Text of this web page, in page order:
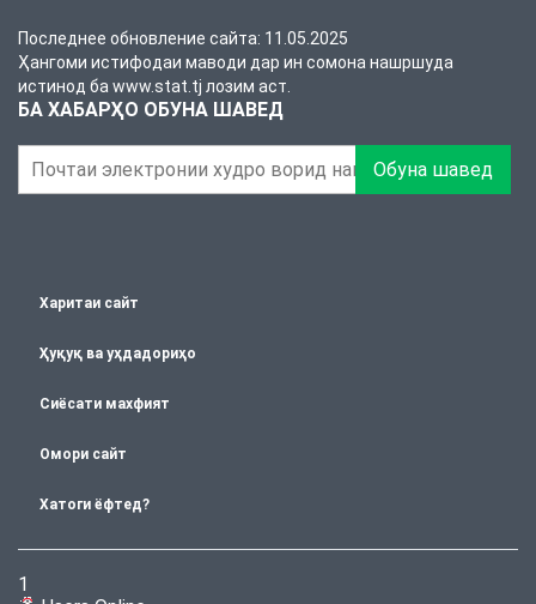
Последнее обновление сайта: 11.05.2025
Ҳангоми истифодаи маводи дар ин сомона нашршуда
истинод ба www.stat.tj лозим аст.
БА ХАБАРҲО ОБУНА ШАВЕД
Обуна шавед
Харитаи сайт
Ҳуқуқ ва уҳдадориҳо
Сиёсати махфият
Омори сайт
Хатоги ёфтед?
1